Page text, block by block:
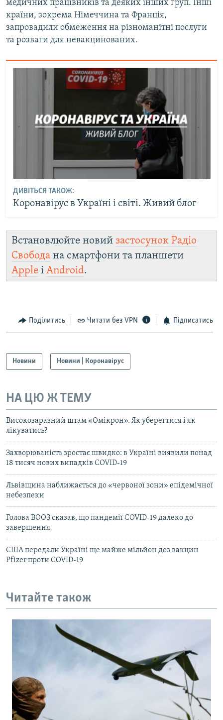
медичних працівників та деяких інших груп. Інші
країни, зокрема Німеччина та Франція,
запровадили обмеження на різноманітні послуги
та розваги для невакцинованих.
ДИВІТЬСЯ ТАКОЖ:
Коронавірус в Україні і світі. Живий блог
Встановлюйте новий застосунок Радіо
Свобода на смартфони та планшети
Apple і Android.
Поділитись Читати без VPN Підписатись
Новини Новини | Коронавірус
НА ЦЮ Ж ТЕМУ
Високозаразний штам «Омікрон». Як уберегтися і як
лікуватись?
Захворюваність зростає швидко: в Україні виявили понад
18 тисяч нових випадків COVID-19
Львівщина наближається до «червоної зони» епідемічної
небезпеки
Голова ВООЗ сказав, що пандемії COVID-19 далеко до
завершення
США передали Україні ще майже мільйон доз вакцин
Pfizer проти COVID-19
Читайте також